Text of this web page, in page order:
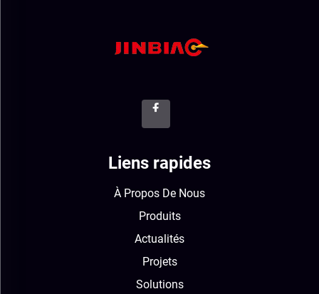
Liens rapides
À Propos De Nous
Produits
Actualités
Projets
Solutions